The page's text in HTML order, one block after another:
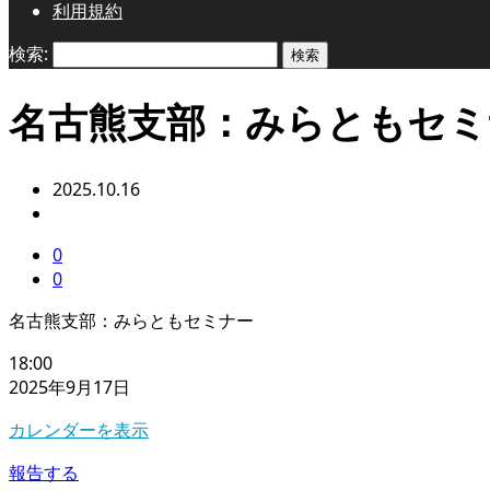
利用規約
検索:
名古熊支部：みらともセ
2025.10.16
0
0
名古熊支部：みらともセミナー
18:00
2025年9月17日
カレンダーを表示
報告する